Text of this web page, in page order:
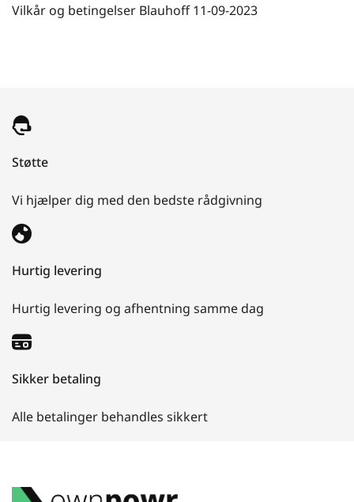
Vilkår og betingelser Blauhoff 11-09-2023
Støtte
Vi hjælper dig med den bedste rådgivning
Hurtig levering
Hurtig levering og afhentning samme dag
Sikker betaling
Alle betalinger behandles sikkert